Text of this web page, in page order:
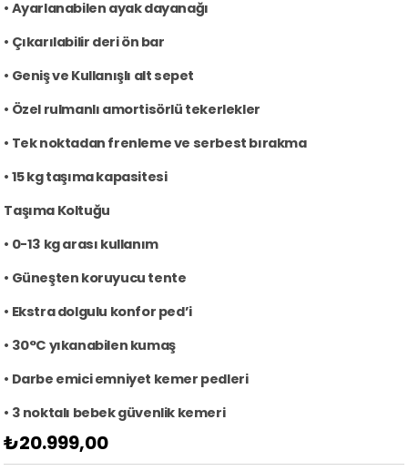
• Ayarlanabilen ayak dayanağı
• Çıkarılabilir deri ön bar
• Geniş ve Kullanışlı alt sepet
• Özel rulmanlı amortisörlü tekerlekler
• Tek noktadan frenleme ve serbest bırakma
• 15 kg taşıma kapasitesi
Taşıma Koltuğu
• 0-13 kg arası kullanım
• Güneşten koruyucu tente
• Ekstra dolgulu konfor ped’i
• 30°C yıkanabilen kumaş
• Darbe emici emniyet kemer pedleri
• 3 noktalı bebek güvenlik kemeri
₺20.999,00